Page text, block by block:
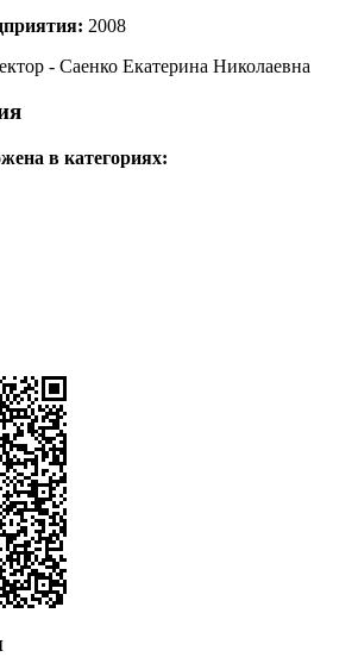
2008
- Саенко Екатерина Николаевна
в категориях: